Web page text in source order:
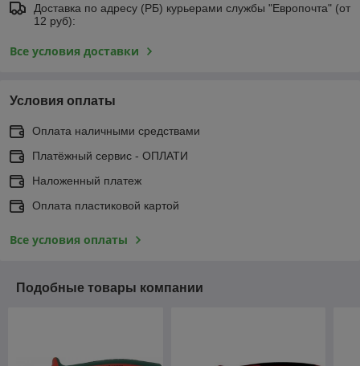
Доставка по адресу (РБ) курьерами службы "Европочта" (от
12 руб):
Все условия доставки
Условия оплаты
Оплата наличными средствами
Платёжный сервис - ОПЛАТИ
Наложенный платеж
Оплата пластиковой картой
Все условия оплаты
Подобные товары компании